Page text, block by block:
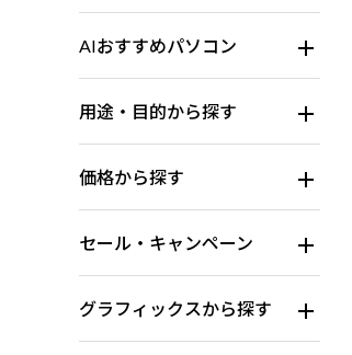
AIおすすめパソコン
用途・目的から探す
価格から探す
セール・キャンペーン
グラフィックスから探す